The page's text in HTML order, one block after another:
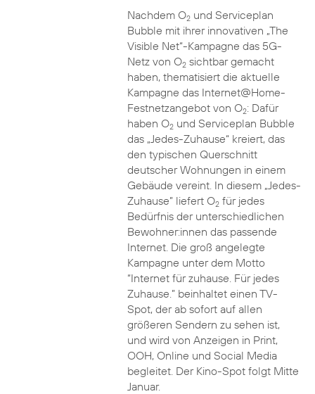
Nachdem O2und Serviceplan
Bubble mit ihrer innovativen „The
Visible Net“-Kampagne das 5G-
Netz von O2sichtbar gemacht
haben, thematisiert die aktuelle
Kampagne das Internet@Home-
Festnetzangebot von O2: Dafür
haben O2und Serviceplan Bubble
das „Jedes-Zuhause“ kreiert, das
den typischen Querschnitt
deutscher Wohnungen in einem
Gebäude vereint. In diesem „Jedes-
Zuhause” liefert O2für jedes
Bedürfnis der unterschiedlichen
Bewohner:innen das passende
Internet. Die groß angelegte
Kampagne unter dem Motto
“Internet für zuhause. Für jedes
Zuhause.” beinhaltet einen TV-
Spot, der ab sofort auf allen
größeren Sendern zu sehen ist,
und wird von Anzeigen in Print,
OOH, Online und Social Media
begleitet. Der Kino-Spot folgt Mitte
Januar.